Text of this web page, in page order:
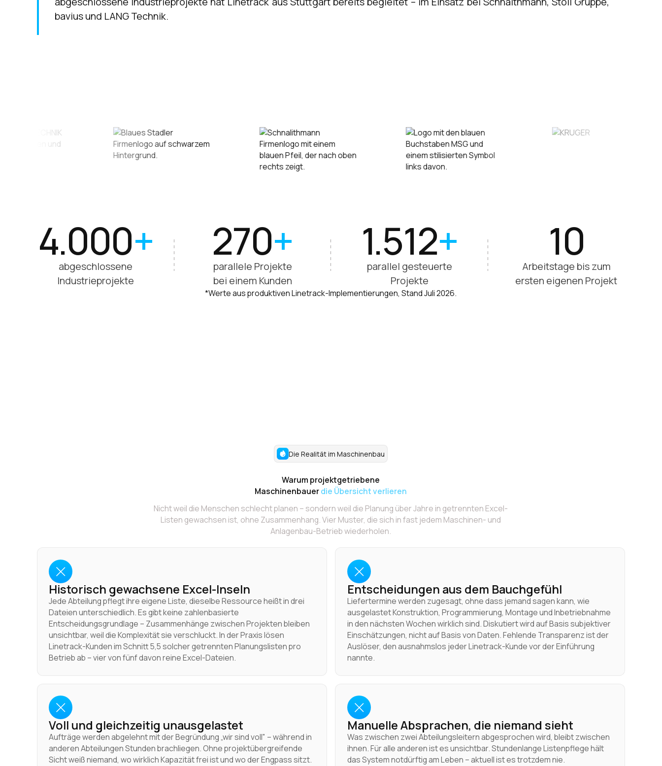
bavius und LANG Technik.
4.000+
abgeschlossene
Industrieprojekte
270+
parallele Projekte
bei einem Kunden
1.512+
parallel gesteuerte
Projekte
10
Arbeitstage bis zum
ersten eigenen Projekt
*Werte aus produktiven Linetrack-Implementierungen, Stand Juli 2026.
Die Realität im Maschinenbau
Warum projektgetriebene
Maschinenbauerdie Übersicht verlieren
Nicht weil die Menschen schlecht planen – sondern weil die Planung über Jahre in getrennten Excel-
Listen gewachsen ist, ohne Zusammenhang. Vier Muster, die sich in fast jedem Maschinen- und
Anlagenbau-Betrieb wiederholen.
Historisch gewachsene Excel-Inseln
Jede Abteilung pflegt ihre eigene Liste, dieselbe Ressource heißt in drei
Dateien unterschiedlich. Es gibt keine zahlenbasierte
Entscheidungsgrundlage – Zusammenhänge zwischen Projekten bleiben
unsichtbar, weil die Komplexität sie verschluckt. In der Praxis lösen
Linetrack-Kunden im Schnitt 5,5 solcher getrennten Planungslisten pro
Betrieb ab – vier von fünf davon reine Excel-Dateien.
Entscheidungen aus dem Bauchgefühl
Liefertermine werden zugesagt, ohne dass jemand sagen kann, wie
ausgelastet Konstruktion, Programmierung, Montage und Inbetriebnahme
in den nächsten Wochen wirklich sind. Diskutiert wird auf Basis subjektiver
Einschätzungen, nicht auf Basis von Daten. Fehlende Transparenz ist der
Auslöser, den ausnahmslos jeder Linetrack-Kunde vor der Einführung
nannte.
Voll und gleichzeitig unausgelastet
Aufträge werden abgelehnt mit der Begründung „wir sind voll" – während in
anderen Abteilungen Stunden brachliegen. Ohne projektübergreifende
Sicht weiß niemand, wo wirklich Kapazität frei ist und wo der Engpass sitzt.
Manuelle Absprachen, die niemand sieht
Was zwischen zwei Abteilungsleitern abgesprochen wird, bleibt zwischen
ihnen. Für alle anderen ist es unsichtbar. Stundenlange Listenpflege hält
das System notdürftig am Leben – aktuell ist es trotzdem nie.